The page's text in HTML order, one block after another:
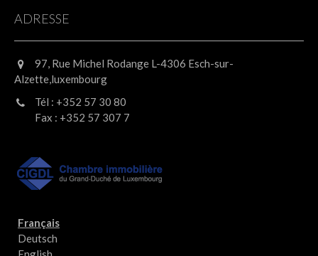
ADRESSE
97, Rue Michel Rodange L-4306 Esch-sur-
Alzette,luxembourg
Tél : +352 57 30 80
Fax : +352 57 307 7
Français
Deutsch